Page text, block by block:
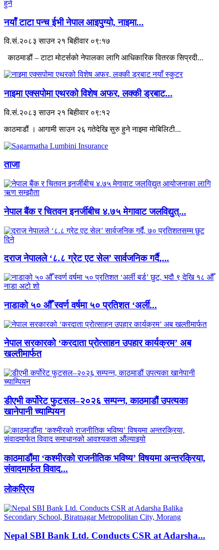
नयाँ टाटा पन्च ईभी नेपाल आइपुग्यो, नाइमा...
वि.सं.२०८३ साउन २१ बिहीवार ०९:१७
काठमाडौं – टाटा मोटर्सको नेपालका लागि आधिकारिक वितरक सिप्रदी...
नाइमा एक्सपोमा एथरको विशेष अफर, लक्की ड्रबाट...
वि.सं.२०८३ साउन २१ बिहीवार ०९:१२
काठमाडौं । आगामी साउन २६ गतेदेखि सुरु हुने नाइमा मोबिलिटी...
ताजा
नेपाल बैंक र चितवन इनर्जीबीच ४.७५ मेगावाट जलविद्युत्...
दराज नेपालले ‘८.८ ग्रेट एट सेल’ सार्वजनिक गर्दै,...
नाडाको ५० औँ स्वर्ण वर्षमा ५० प्रतिशत ‘अर्ली...
नेपाल सरकारको ‘करदाता प्रोत्साहन उपहार कार्यक्रम’ अब
खल्तीमार्फत
डीएभी कर्पोरेट फुटसल–२०२६ सम्पन्न, काठमाडौं उपत्यका
खानेपानी च्याम्पियन
काठमाडौंमा ‘कश्मीरको राजनीतिक भविष्य’ विषयमा अन्तरक्रिया,
संवादमार्फत विवाद...
लाेकप्रिय
Nepal SBI Bank Ltd. Conducts CSR at Adarsha...